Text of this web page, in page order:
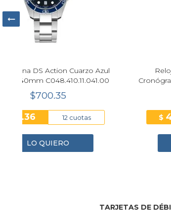
Reloj Tommy Hilfiger Herald
Cronógrafo Hombre 39mm Plateado
47.53
TARJETAS DE